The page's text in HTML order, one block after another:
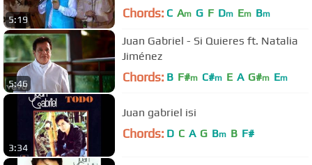
5:19 Chords: C Am G F Dm Em Bm
5:46
Juan Gabriel - Si Quieres ft. Natalia
Jiménez
Chords: B F#m C#m E A G#m Em
3:34
Juan gabriel isi
Chords: D C A G Bm B F#